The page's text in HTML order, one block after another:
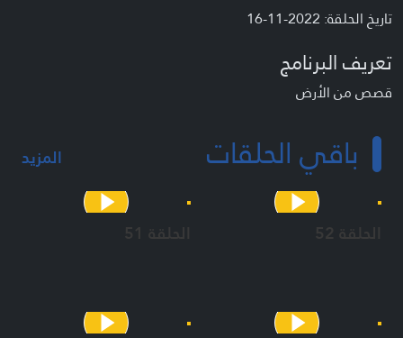
تاريخ الحلقة: 2022-11-16
تعريف البرنامج
قصص من الأرض
باقي الحلقات المزيد
الحلقة 52 الحلقة 51